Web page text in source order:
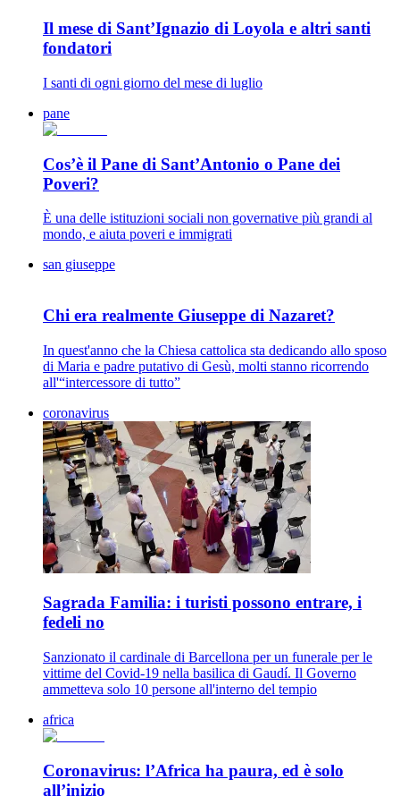
Il mese di Sant’Ignazio di Loyola e altri santi
fondatori
I santi di ogni giorno del mese di luglio
pane
Cos’è il Pane di Sant’Antonio o Pane dei
Poveri?
È una delle istituzioni sociali non governative più grandi al
mondo, e aiuta poveri e immigrati
san giuseppe
Chi era realmente Giuseppe di Nazaret?
In quest'anno che la Chiesa cattolica sta dedicando allo sposo
di Maria e padre putativo di Gesù, molti stanno ricorrendo
all'“intercessore di tutto”
coronavirus
Sagrada Familia: i turisti possono entrare, i
fedeli no
Sanzionato il cardinale di Barcellona per un funerale per le
vittime del Covid-19 nella basilica di Gaudí. Il Governo
ammetteva solo 10 persone all'interno del tempio
africa
Coronavirus: l’Africa ha paura, ed è solo
all’inizio